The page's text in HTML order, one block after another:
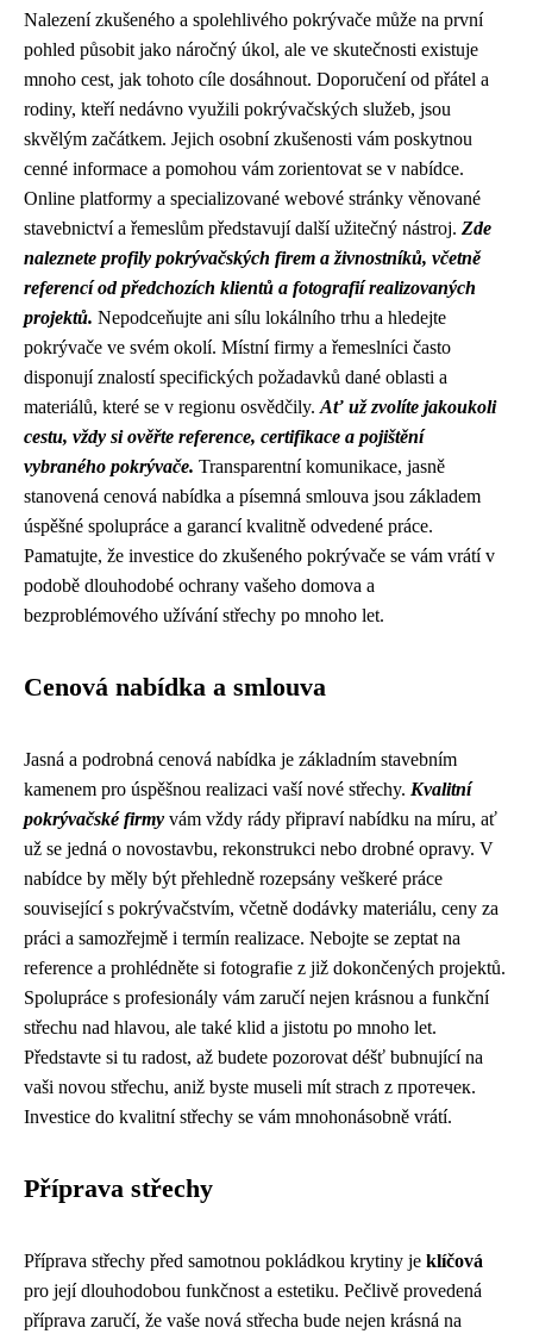
Nalezení zkušeného a spolehlivého pokrývače může na první
pohled působit jako náročný úkol, ale ve skutečnosti existuje
mnoho cest, jak tohoto cíle dosáhnout. Doporučení od přátel a
rodiny, kteří nedávno využili pokrývačských služeb, jsou
skvělým začátkem. Jejich osobní zkušenosti vám poskytnou
cenné informace a pomohou vám zorientovat se v nabídce.
Online platformy a specializované webové stránky věnované
stavebnictví a řemeslům představují další užitečný nástroj. Zde
naleznete profily pokrývačských firem a živnostníků, včetně
referencí od předchozích klientů a fotografií realizovaných
projektů. Nepodceňujte ani sílu lokálního trhu a hledejte
pokrývače ve svém okolí. Místní firmy a řemeslníci často
disponují znalostí specifických požadavků dané oblasti a
materiálů, které se v regionu osvědčily. Ať už zvolíte jakoukoli
cestu, vždy si ověřte reference, certifikace a pojištění
vybraného pokrývače. Transparentní komunikace, jasně
stanovená cenová nabídka a písemná smlouva jsou základem
úspěšné spolupráce a garancí kvalitně odvedené práce.
Pamatujte, že investice do zkušeného pokrývače se vám vrátí v
podobě dlouhodobé ochrany vašeho domova a
bezproblémového užívání střechy po mnoho let.
Cenová nabídka a smlouva
Jasná a podrobná cenová nabídka je základním stavebním
kamenem pro úspěšnou realizaci vaší nové střechy. Kvalitní
pokrývačské firmy vám vždy rády připraví nabídku na míru, ať
už se jedná o novostavbu, rekonstrukci nebo drobné opravy. V
nabídce by měly být přehledně rozepsány veškeré práce
související s pokrývačstvím, včetně dodávky materiálu, ceny za
práci a samozřejmě i termín realizace. Nebojte se zeptat na
reference a prohlédněte si fotografie z již dokončených projektů.
Spolupráce s profesionály vám zaručí nejen krásnou a funkční
střechu nad hlavou, ale také klid a jistotu po mnoho let.
Představte si tu radost, až budete pozorovat déšť bubnující na
vaši novou střechu, aniž byste museli mít strach z протечек.
Investice do kvalitní střechy se vám mnohonásobně vrátí.
Příprava střechy
Příprava střechy před samotnou pokládkou krytiny je klíčová
pro její dlouhodobou funkčnost a estetiku. Pečlivě provedená
příprava zaručí, že vaše nová střecha bude nejen krásná na